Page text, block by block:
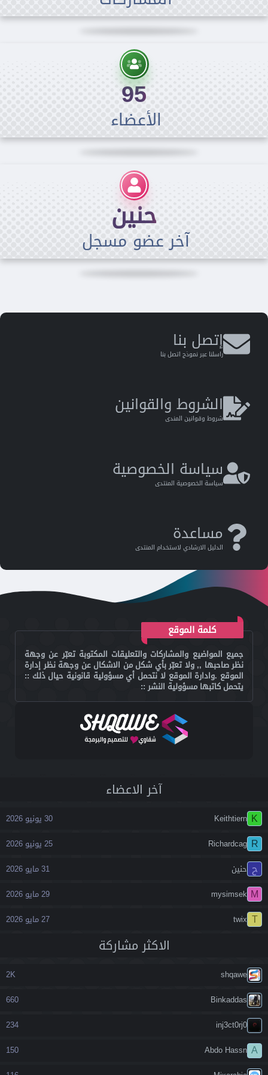
الأعضاء
95
آخر عضو مسجل
حنين
إتصل بنا
راسلنا عبر نموذج اتصل بنا
الشروط والقوانين
شروط وقوانين المندى
سياسة الخصوصية
سياسة الخصوصية المنتدى
مساعدة
الدليل اﻻرشادي ﻻستخدام المنتدى
كلمة الموقع
جميع المواضيع والمشاركات والتعليقات المكتوبة تعبّر عن وجهة
نظر صاحبها ,, ولا تعبّر بأي شكل من الاشكال عن وجهة نظر إدارة
الموقع .وادارة الموقع لا نتحمل أي مسؤولية قانونية حيال ذلك ::
يتحمل كاتبها مسؤولية النشر ::
آخر اﻻعضاء
K
Keithtiern 30 يونيو 2026
R
Richardcag 25 يونيو 2026
ح حنين 31 مايو 2026
M
mysimsek 29 مايو 2026
T
twix 27 مايو 2026
اﻻكثر مشاركة
shqawe
2K
Binkaddas
660
inj3ct0rj0
234
A
Abdo Hassn
150